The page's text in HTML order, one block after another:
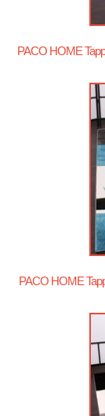
PACO HOME
PACO HOME